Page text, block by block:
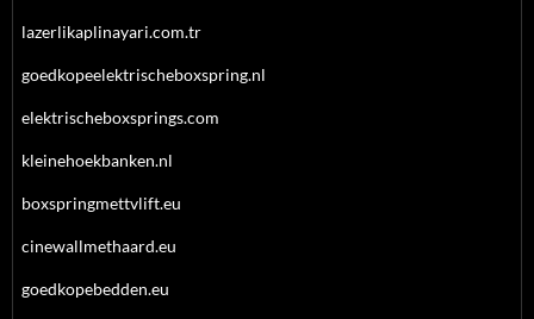
lazerlikaplinayari.com.tr
goedkopeelektrischeboxspring.nl
elektrischeboxsprings.com
kleinehoekbanken.nl
boxspringmettvlift.eu
cinewallmethaard.eu
goedkopebedden.eu